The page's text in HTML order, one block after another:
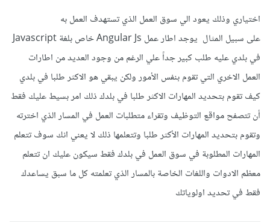
اختياري وذلك يعود الي سوق العمل الذي تستهدف العمل به
على سبيل المثال يوجد اطار عمل Angular Js خاص بلغة Javascript
في بلدي عليه طلب كبير جداً علي الرغم من وجود العديد من اطارات
العمل الاخري التي تقوم بنفس الأمور ولكن يبقي هو الاكثر طلبا في بلدي
كيف تقوم بتحديد المهارات الاكثر طلبا في بلدك ذلك امر بسيط عليك فقط
أن تتصفح مواقع التوظيف وتقراء متطلبات العمل في المسار الذي اخترته
وتقوم بتحديد المهارات الأكثر طلبا وتتعلمها ذلك لا يعني انك سوف تتعلم
المهارات المطلوبة في سوق العمل في بلدك فقط سيكون عليك ان تتعلم
معظم الادوات واللغات الخاصة بالمسار الذي تعلمته كل ما سبق يساعدك
فقط في تحديد اولوياتك